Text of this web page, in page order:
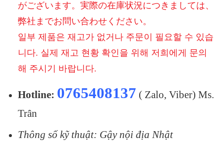
がございます。実際の在庫状況につきましては、
弊社までお問い合わせください。
일부 제품은 재고가 없거나 주문이 필요할 수 있습
니다. 실제 재고 현황 확인을 위해 저희에게 문의
해 주시기 바랍니다.
Hotline: 0765408137 ( Zalo, Viber) Ms.
Trân
Thông số kỹ thuật: Gậy nội địa Nhật